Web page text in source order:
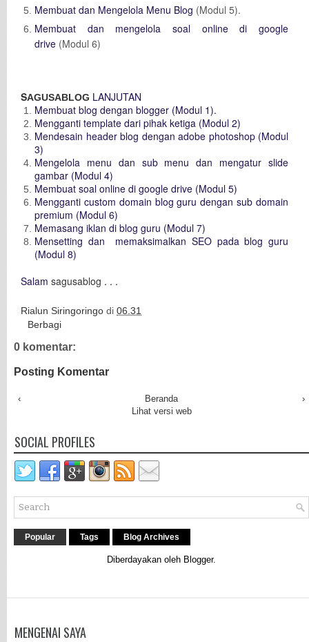
Membuat dan Mengelola Menu Blog (Modul 5).
Membuat dan mengelola soal online di google
drive (Modul 6)
SAGUSABLOG LANJUTAN
Membuat blog dengan blogger (Modul 1).
Mengganti template dari pihak ketiga (Modul 2)
Mendesain header blog dengan adobe photoshop (Modul
3)
Mengelola menu dan sub menu dan mengatur slide
gambar (Modul 4)
Membuat soal online di google drive (Modul 5)
Mengganti custom domain blog guru dengan sub domain
premium (Modul 6)
Memasang iklan di blog guru (Modul 7)
Mensetting dan memaksimalkan SEO pada blog guru
(Modul 8)
Salam sagusablog . . .
Rialun Siringoringo di 06.31
Berbagi
0 komentar:
Posting Komentar
‹ ›
Beranda
Lihat versi web
SOCIAL PROFILES
Popular Tags Blog Archives
Diberdayakan oleh Blogger.
MENGENAI SAYA